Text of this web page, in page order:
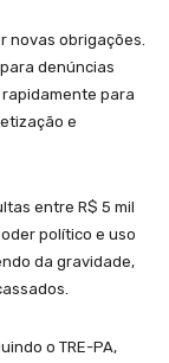
novas obrigações.
denúncias
para
e
entre R$ 5 mil
político e uso
da gravidade,
o TRE-PA,